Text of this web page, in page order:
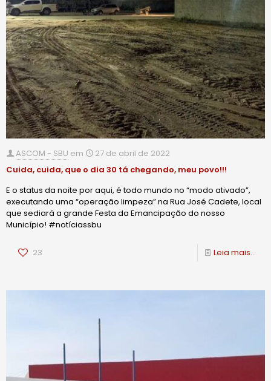
ASCOM - SBU em
27 de abril de 2022
Cuida, cuida, que o dia 30 tá chegando, meu povo!!!
E o status da noite por aqui, é todo mundo no “modo ativado”,
executando uma “operação limpeza” na Rua José Cadete, local
que sediará a grande Festa da Emancipação do nosso
Município! #notíciassbu
23 Leia mais...